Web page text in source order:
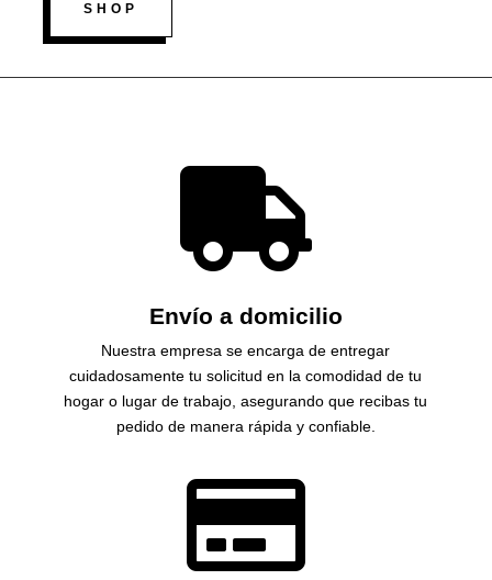
SHOP

Envío a domicilio
Nuestra empresa se encarga de entregar
cuidadosamente tu solicitud en la comodidad de tu
hogar o lugar de trabajo, asegurando que recibas tu
pedido de manera rápida y confiable.
